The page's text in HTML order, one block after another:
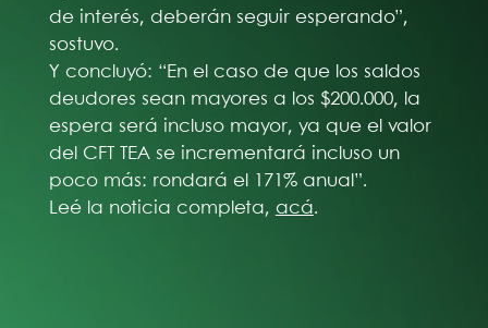
de interés, deberán seguir esperando”,
sostuvo.
Y concluyó: “En el caso de que los saldos
deudores sean mayores a los $200.000, la
espera será incluso mayor, ya que el valor
del CFT TEA se incrementará incluso un
poco más: rondará el 171% anual”.
Leé la noticia completa, acá.